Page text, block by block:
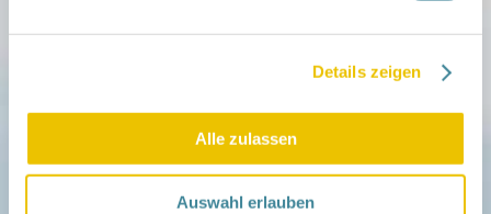
Details zeigen
Alle zulassen
Auswahl erlauben
in der Schwangerschaft
Infos für Familien
Netzwerk-Kompass
Zu deiner Region